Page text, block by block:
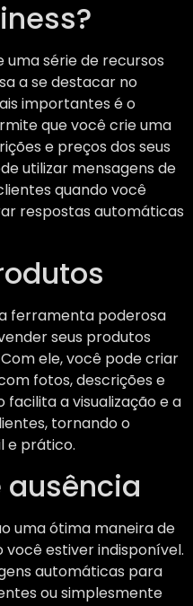
uma série de recursos
a se destacar no
importantes é o
que você crie uma
e preços dos seus
utilizar mensagens de
quando você
respostas automáticas
ferramenta poderosa
seus produtos
ele, você pode criar
fotos, descrições e
facilita a visualização e a
tornando o
e prático.
ausência
uma ótima maneira de
estiver indisponível.
automáticas para
ou simplesmente